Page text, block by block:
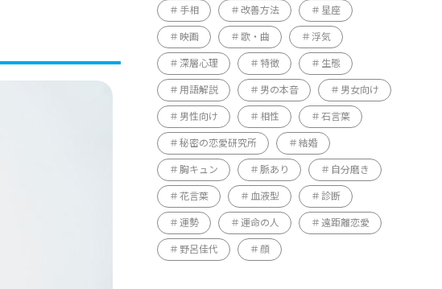
手相 改善方法 星座
映画 歌・曲 浮気
深層心理 特徴 生態
用語解説 男の本音 男女向け
男性向け 相性 石言葉
秘密の恋愛研究所 結婚
胸キュン 脈あり 自分磨き
花言葉 血液型 診断
運勢 運命の人 遠距離恋愛
野呂佳代 顔